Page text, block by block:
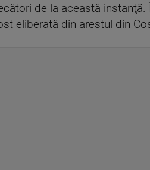
de la această
eliberată din arestul din